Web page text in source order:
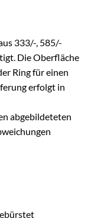
333/-, 585/-
Die Oberfläche
Ring für einen
erfolgt in
abgebildeteten